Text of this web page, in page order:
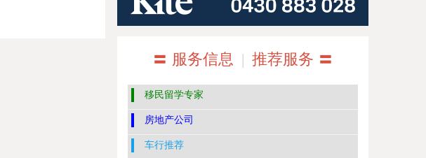
〓 服务信息 | 推荐服务 〓
移民留学专家
房地产公司
车行推荐